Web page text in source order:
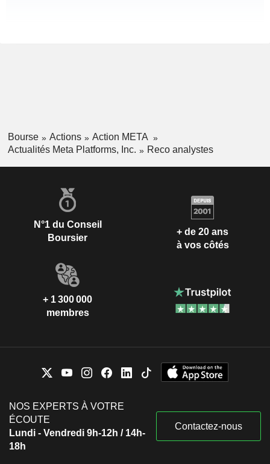
Bourse Actions
Action META
Actualités Meta Platforms, Inc.
Reco analystes
N°1 du Conseil
Boursier
+ de 20 ans
à vos côtés
+ 1 300 000
membres
NOS EXPERTS À VOTRE
ÉCOUTE
Lundi - Vendredi 9h-12h / 14h-
18h
Contactez-nous